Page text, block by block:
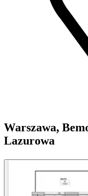
Warszawa,
Lazurowa